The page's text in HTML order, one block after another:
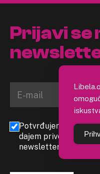
Prijavi se
Potvrđujem
dajem privolu Libeli
newslettera